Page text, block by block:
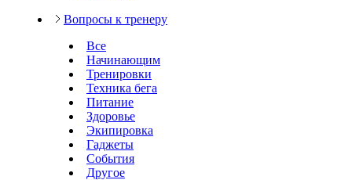
Вопросы к тренеру
Все
Начинающим
Тренировки
Техника бега
Питание
Здоровье
Экипировка
Гаджеты
События
Другое